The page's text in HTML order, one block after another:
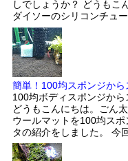
しでしょうか？ どうも
ダイソーのシリコンチュ
簡単！100均スポンジか
100均ボディスポンジか
どうもこんにちは。ごん
ウールマットを100均ス
タの紹介をしました。 今